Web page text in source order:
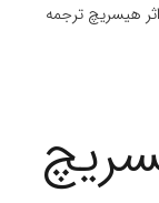
هیسریچ ترجمه